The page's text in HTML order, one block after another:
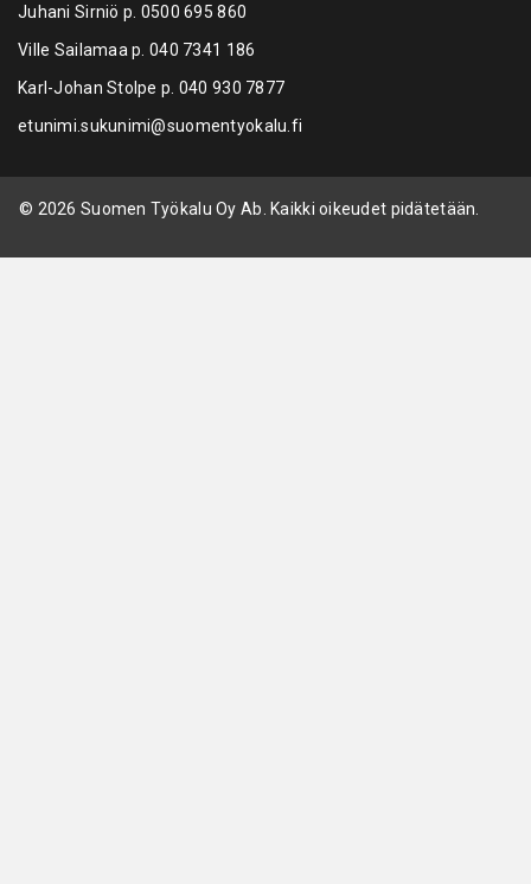
Juhani Sirniö p. 0500 695 860
Ville Sailamaa p.040 7341 186
Karl-Johan Stolpe p. 040 930 7877
etunimi.sukunimi@suomentyokalu.fi
© 2026 Suomen Työkalu Oy Ab. Kaikki oikeudet pidätetään.